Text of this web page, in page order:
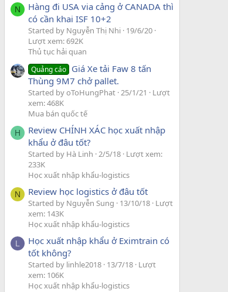
N
Hàng đi USA via cảng ở CANADA thì
có cần khai ISF 10+2
Started by Nguyễn Thị Nhi 19/6/20
Lượt xem: 692K
Thủ tục hải quan
Quảng cáo Giá Xe tải Faw 8 tấn
Thùng 9M7 chở pallet.
Started by oToHungPhat 25/1/21
Lượt
xem: 468K
Mua bán quốc tế
H
Review CHÍNH XÁC học xuất nhập
khẩu ở đâu tốt?
Started by Hà Linh 2/5/18 Lượt xem:
233K
Học xuất nhập khẩu-logistics
N Review học logistics ở đâu tốt
Started by Nguyễn Sung 13/10/18 Lượt
xem: 143K
Học xuất nhập khẩu-logistics
L
Học xuất nhập khẩu ở Eximtrain có
tốt không?
Started by linhle2018 13/7/18 Lượt
xem: 106K
Học xuất nhập khẩu-logistics